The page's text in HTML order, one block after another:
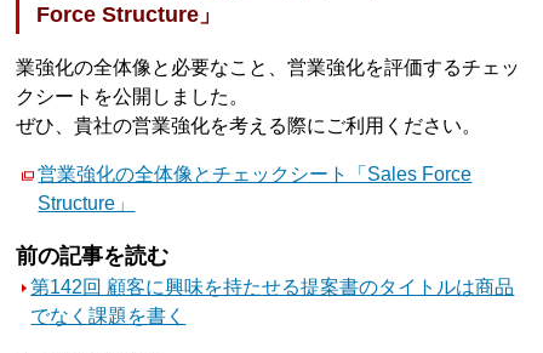
Force Structure」
業強化の全体像と必要なこと、営業強化を評価するチェッ
クシートを公開しました。
ぜひ、貴社の営業強化を考える際にご利用ください。
営業強化の全体像とチェックシート「Sales Force
Structure」
前の記事を読む
第142回 顧客に興味を持たせる提案書のタイトルは商品
でなく課題を書く